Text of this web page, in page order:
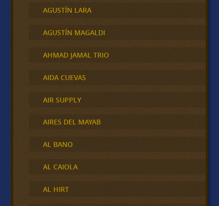
AGUSTÍN LARA
AGUSTÍN MAGALDI
AHMAD JAMAL TRIO
AIDA CUEVAS
AIR SUPPLY
AIRES DEL MAYAB
AL BANO
AL CAIOLA
AL HIRT